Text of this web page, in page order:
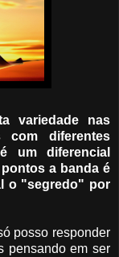
variedade nas
com diferentes
um diferencial
a banda é
o "segredo" por
posso responder
pensando em ser